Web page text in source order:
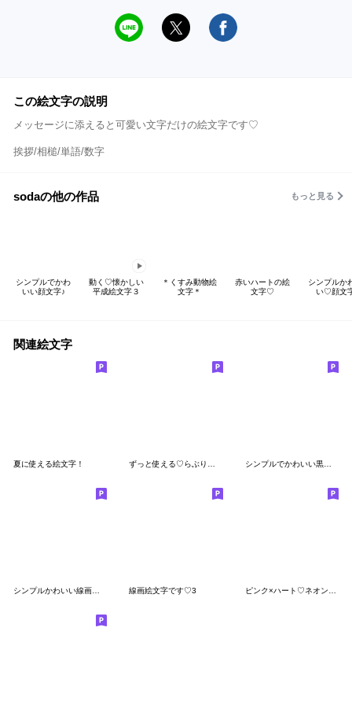
この絵文字の説明
メッセージに添えると可愛い文字だけの絵文字です♡
挨拶/相槌/単語/数字
sodaの他の作品 もっと見る
シンプルでかわ
いい顔文字♪
動く♡懐かしい
平成絵文字３
＊くすみ動物絵
文字＊
赤いハートの絵
文字♡
シンプルか
い♡顔文
関連絵文字
夏に使える絵文字！ シンプルでかわいい黒文字〜コロナ〜(2)
シンプルかわいい線画絵文字 線画絵文字です♡3 ピンク×ハート♡ネオンスケジュール♡2